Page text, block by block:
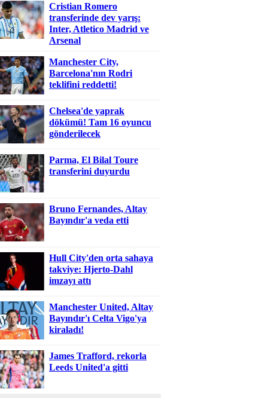
Cristian Romero
transferinde dev yarış:
Inter, Atletico Madrid ve
Arsenal
Manchester City,
Barcelona'nın Rodri
teklifini reddetti!
Chelsea'de yaprak
dökümü! Tam 16 oyuncu
gönderilecek
Parma, El Bilal Toure
transferini duyurdu
Bruno Fernandes, Altay
Bayındır'a veda etti
Hull City'den orta sahaya
takviye: Hjerto-Dahl
imzayı attı
Manchester United, Altay
Bayındır'ı Celta Vigo'ya
kiraladı!
James Trafford, rekorla
Leeds United'a gitti